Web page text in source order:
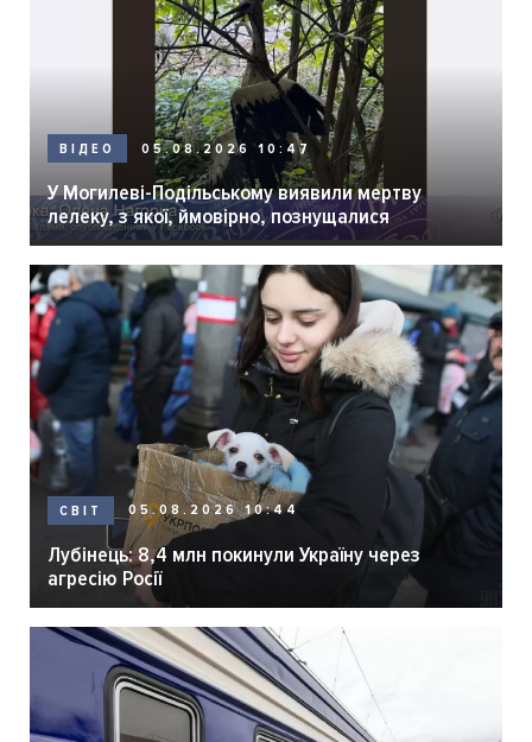
ВІДЕО 05.08.2026 10:47
У Могилеві-Подільському виявили мертву
лелеку, з якої, ймовірно, познущалися
СВІТ 05.08.2026 10:44
Лубінець: 8,4 млн покинули Україну через
агресію Росії